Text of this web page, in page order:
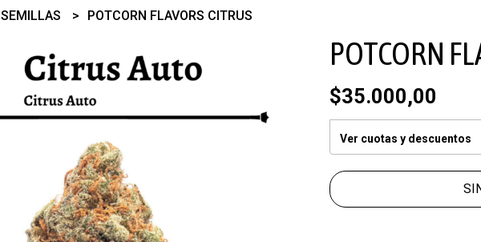
SEMILLAS POTCORN FLAVORS CITRUS
POTCORN
$35.000,00
Ver cuotas y descuentos